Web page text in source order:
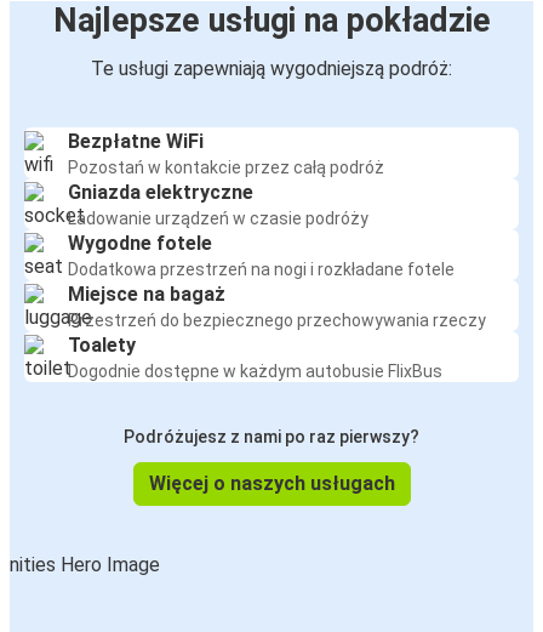
Najlepsze usługi na pokładzie
Te usługi zapewniają wygodniejszą podróż:
Bezpłatne WiFi
Pozostań w kontakcie przez całą podróż
Gniazda elektryczne
Ładowanie urządzeń w czasie podróży
Wygodne fotele
Dodatkowa przestrzeń na nogi i rozkładane fotele
Miejsce na bagaż
Przestrzeń do bezpiecznego przechowywania rzeczy
Toalety
Dogodnie dostępne w każdym autobusie FlixBus
Podróżujesz z nami po raz pierwszy?
Więcej o naszych usługach